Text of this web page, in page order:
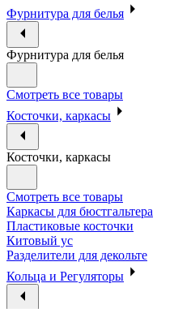
Фурнитура для белья
Фурнитура для белья
Смотреть все товары
Косточки, каркасы
Косточки, каркасы
Смотреть все товары
Каркасы для бюстгальтера
Пластиковые косточки
Китовый ус
Разделители для декольте
Кольца и Регуляторы